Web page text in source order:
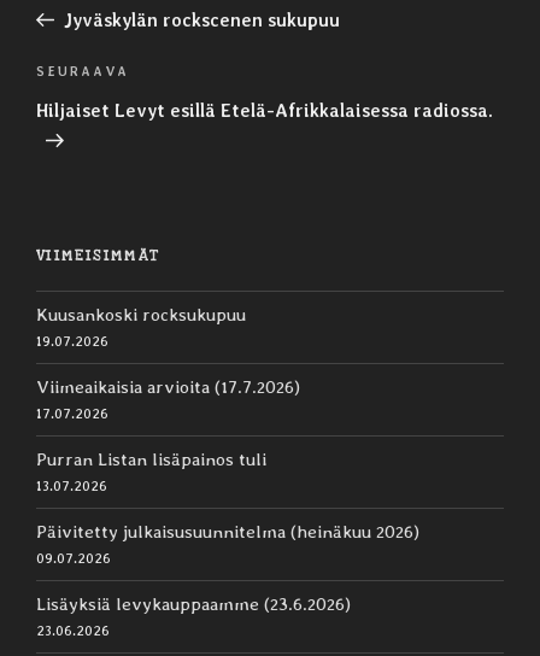
artikkeli
Jyväskylän rockscenen sukupuu
Seuraava
artikkeli
SEURAAVA
Hiljaiset Levyt esillä Etelä-Afrikkalaisessa radiossa.
VIIMEISIMMÄT
Kuusankoski rocksukupuu
19.07.2026
Viimeaikaisia arvioita (17.7.2026)
17.07.2026
Purran Listan lisäpainos tuli
13.07.2026
Päivitetty julkaisusuunnitelma (heinäkuu 2026)
09.07.2026
Lisäyksiä levykauppaamme (23.6.2026)
23.06.2026